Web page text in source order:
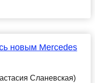
новым Mercedes
Сланевская)